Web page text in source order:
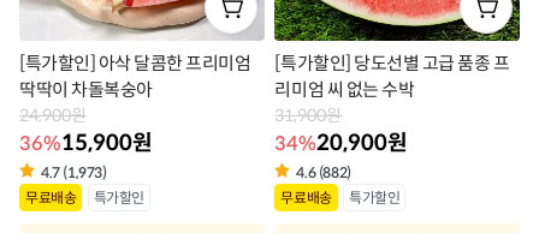
[특가할인] 아삭 달콤한 프리미엄
딱딱이 차돌복숭아
24,900원
36%15,900원
4.7 (1,973)
상
무료배송 특가할인
[특가할인] 당도선별 고급 품종 프
리미엄 씨 없는 수박
31,900원
34%20,900원
4.6 (882)
상
무료배송 특가할인